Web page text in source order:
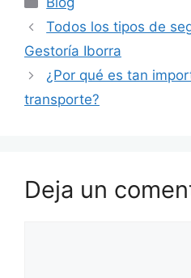
Todos los tipos de
Gestoría Iborra
¿Por qué es tan
transporte?
Deja un